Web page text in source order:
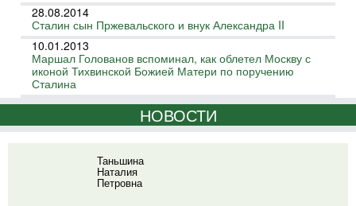
28.08.2014
Сталин сын Пржевальского и внук Александра II
10.01.2013
Маршал Голованов вспоминал, как облетел Москву с
иконой Тихвинской Божией Матери по поручению
Сталина
НОВОСТИ
Таньшина
Наталия
Петровна